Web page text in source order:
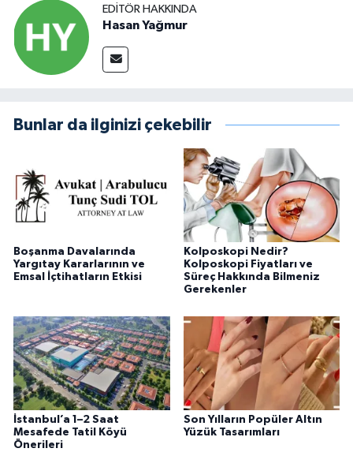
EDITÖR HAKKINDA
Hasan Yağmur
Bunlar da ilginizi çekebilir
Boşanma Davalarında
Yargıtay Kararlarının ve
Emsal İçtihatların Etkisi
Kolposkopi Nedir?
Kolposkopi Fiyatları ve
Süreç Hakkında Bilmeniz
Gerekenler
İstanbul’a 1–2 Saat
Mesafede Tatil Köyü
Önerileri
Son Yılların Popüler Altın
Yüzük Tasarımları